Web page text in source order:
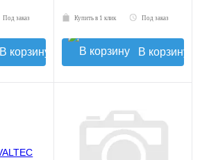
Под заказ
В корзину
Купить в 1 клик Под заказ
В корзину